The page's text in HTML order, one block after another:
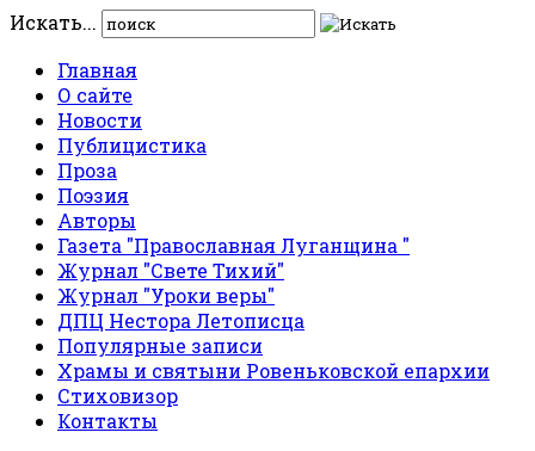
Искать...
Главная
О сайте
Новости
Публицистика
Проза
Поэзия
Авторы
Газета "Православная Луганщина "
Журнал "Свете Тихий"
Журнал "Уроки веры"
ДПЦ Нестора Летописца
Популярные записи
Храмы и святыни Ровеньковской епархии
Стиховизор
Контакты